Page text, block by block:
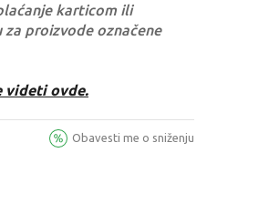
karticom ili
za proizvode označene
videti ovde.
Obavesti me o sniženju